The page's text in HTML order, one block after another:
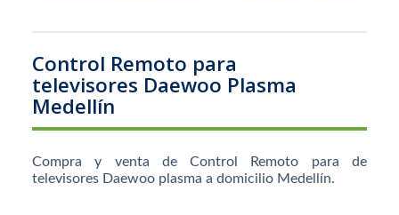
Control Remoto para
televisores Daewoo Plasma
Medellín
Compra y venta de Control Remoto para de
televisores Daewoo plasma a domicilio Medellín.